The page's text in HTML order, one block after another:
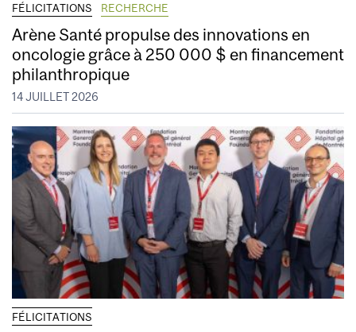
FÉLICITATIONS RECHERCHE
Arène Santé propulse des innovations en
oncologie grâce à 250 000 $ en financement
philanthropique
14 JUILLET 2026
FÉLICITATIONS